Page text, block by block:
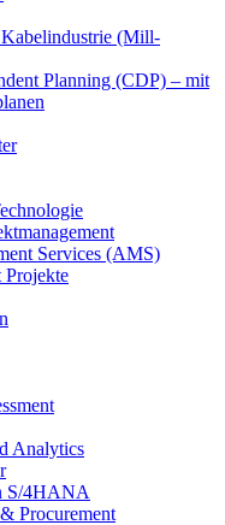
(Mill-
Planning (CDP) – mit
Services (AMS)
Analytics
S/4HANA
Procurement